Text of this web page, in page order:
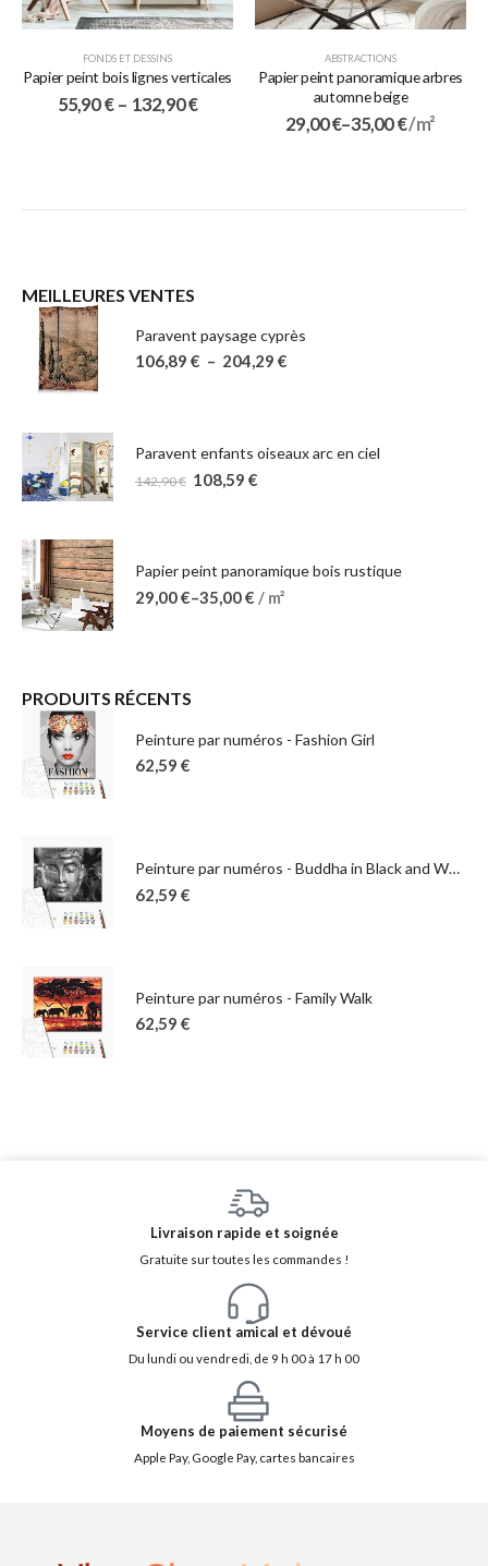
FONDS ET DESSINS
Papier peint bois lignes verticales
55,90€ – 132,90€
ABSTRACTIONS
Papier peint panoramique arbres
automne beige
29,00€–35,00€/ m²
MEILLEURES VENTES
Paravent paysage cyprès
106,89 € – 204,29 €
Paravent enfants oiseaux arc en ciel
142,90€ 108,59 €
Papier peint panoramique bois rustique
29,00€–35,00€ / m²
PRODUITS RÉCENTS
Peinture par numéros - Fashion Girl
62,59 €
Peinture par numéros - Buddha in Black and White
62,59 €
Peinture par numéros - Family Walk
62,59 €
Livraison rapide et soignée
Gratuite sur toutes les commandes !
Service client amical et dévoué
Du lundi ou vendredi, de 9 h 00 à 17 h 00
Moyens de paiement sécurisé
Apple Pay, Google Pay, cartes bancaires